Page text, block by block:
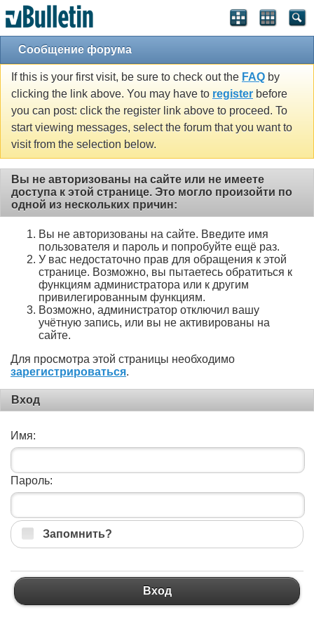
Сообщение форума
If this is your first visit, be sure to check out the FAQ by
clicking the link above. You may have to register before
you can post: click the register link above to proceed. To
start viewing messages, select the forum that you want to
visit from the selection below.
Вы не авторизованы на сайте или не имеете
доступа к этой странице. Это могло произойти по
одной из нескольких причин:
Вы не авторизованы на сайте. Введите имя
пользователя и пароль и попробуйте ещё раз.
У вас недостаточно прав для обращения к этой
странице. Возможно, вы пытаетесь обратиться к
функциям администратора или к другим
привилегированным функциям.
Возможно, администратор отключил вашу
учётную запись, или вы не активированы на
сайте.
Для просмотра этой страницы необходимо
зарегистрироваться.
Вход
Имя:
Пароль:
Запомнить?
Вход